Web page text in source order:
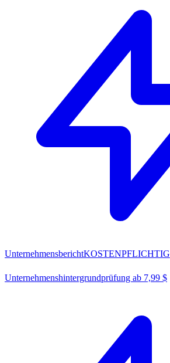
UnternehmensberichtKOSTENPFLICHTIG
Unternehmenshintergrundprüfung ab 7,99 $